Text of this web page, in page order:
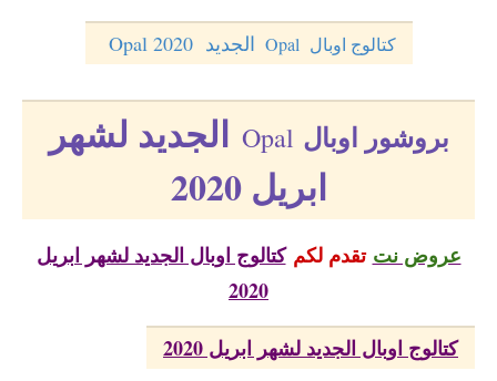
كتالوج اوبال Opal الجديد 2020 Opal
بروشور اوبال Opal الجديد لشهر
ابريل 2020
عروض نت تقدم لكمكتالوج اوبال الجديد لشهر ابريل
2020
كتالوج اوبال الجديد لشهر ابريل 2020